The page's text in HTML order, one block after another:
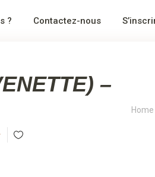
? Contactez-nous
–
Home